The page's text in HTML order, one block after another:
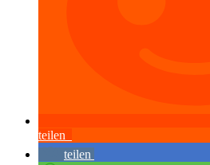
teilen
teilen